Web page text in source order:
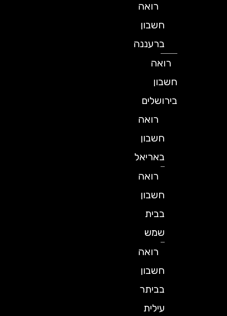
רואה
חשבון
ברעננה
רואה
חשבון
בירושלים
רואה
חשבון
באריאל
רואה
חשבון
בבית
שמש
רואה
חשבון
בביתר
עילית